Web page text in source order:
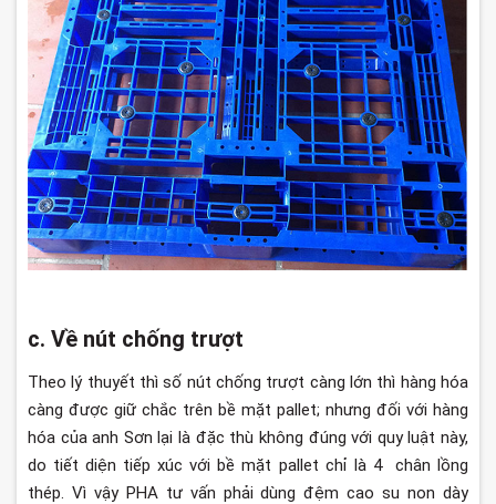
c. Về nút chống trượt
Theo lý thuyết thì số nút chống trượt càng lớn thì hàng hóa
càng được giữ chắc trên bề mặt pallet; nhưng đối với hàng
hóa của anh Sơn lại là đặc thù không đúng với quy luật này,
do tiết diện tiếp xúc với bề mặt pallet chỉ là 4 chân lồng
thép. Vì vậy PHA tư vấn phải dùng đệm cao su non dày